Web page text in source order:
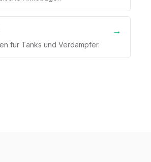
für Tanks und Verdampfer.